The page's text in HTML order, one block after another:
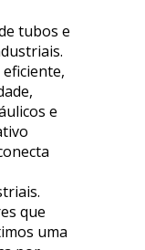
tubos e
e
que
uma